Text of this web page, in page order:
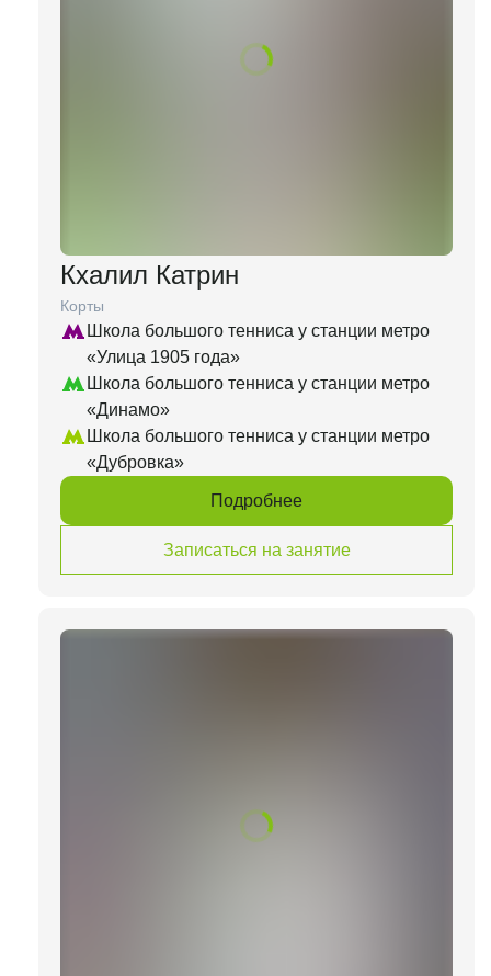
Кхалил Катрин
Корты
Школа большого тенниса у станции метро
«Улица 1905 года»
Школа большого тенниса у станции метро
«Динамо»
Школа большого тенниса у станции метро
«Дубровка»
Подробнее
Записаться на занятие